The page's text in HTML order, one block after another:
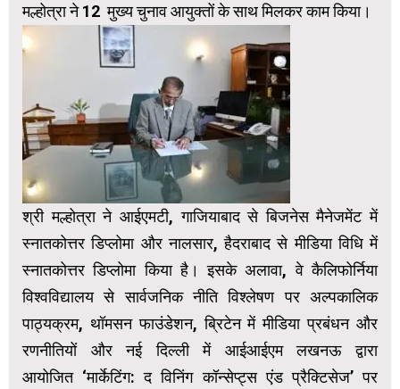
मल्होत्रा ने 12 मुख्य चुनाव आयुक्तों के साथ मिलकर काम किया।
श्री मल्होत्रा ने आईएमटी, गाजियाबाद से बिजनेस मैनेजमेंट में
स्नातकोत्तर डिप्लोमा और नालसार, हैदराबाद से मीडिया विधि में
स्नातकोत्तर डिप्लोमा किया है। इसके अलावा, वे कैलिफोर्निया
विश्वविद्यालय से सार्वजनिक नीति विश्लेषण पर अल्पकालिक
पाठ्यक्रम, थॉमसन फाउंडेशन, ब्रिटेन में मीडिया प्रबंधन और
रणनीतियों और नई दिल्ली में आईआईएम लखनऊ द्वारा
आयोजित ‘मार्केटिंग: द विनिंग कॉन्सेप्ट्स एंड प्रैक्टिसेज’ पर